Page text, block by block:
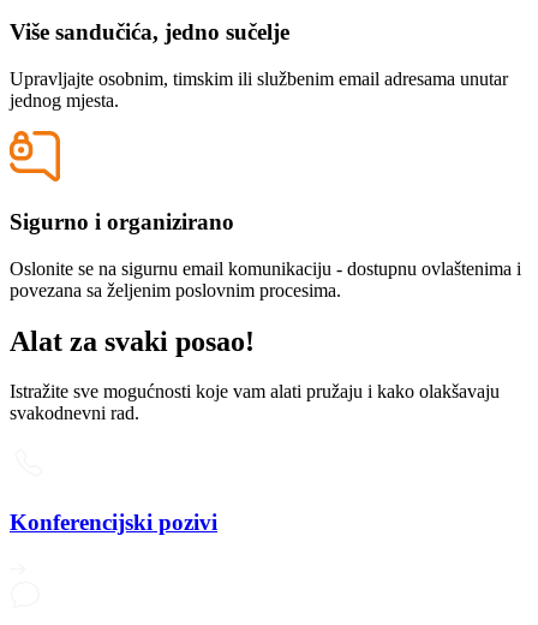
Više sandučića, jedno sučelje
Upravljajte osobnim, timskim ili službenim email adresama unutar
jednog mjesta.
Sigurno i organizirano
Oslonite se na sigurnu email komunikaciju - dostupnu ovlaštenima i
povezana sa željenim poslovnim procesima.
Alat za svaki posao!
Istražite sve mogućnosti koje vam alati pružaju i kako olakšavaju
svakodnevni rad.
Konferencijski pozivi